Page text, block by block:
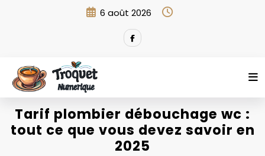
6 août 2026
Tarif plombier débouchage wc :
tout ce que vous devez savoir en
2025